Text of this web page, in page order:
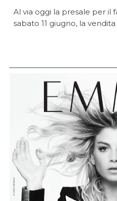
Al via oggi la presale per il
sabato 11 giugno, la